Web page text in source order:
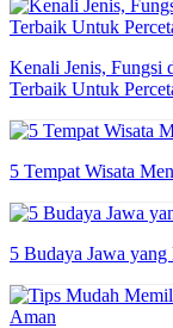
Kenali Jenis, Fungsi
Terbaik Untuk
5 Tempat Wisata
5 Budaya Jawa